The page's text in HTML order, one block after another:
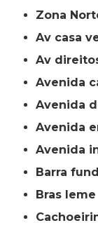
Zona
av casa
av
avenida
avenida
avenida
avenida
barra
bras leme